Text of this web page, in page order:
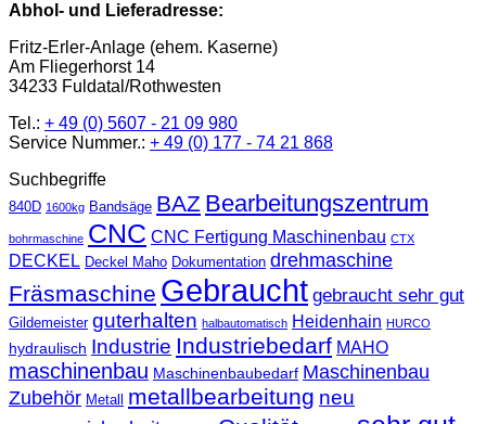
Abhol- und Lieferadresse:
Fritz-Erler-Anlage (ehem. Kaserne)
Am Fliegerhorst 14
34233 Fuldatal/Rothwesten
Tel.: + 49 (0) 5607 - 21 09 980
Service Nummer.: + 49 (0) 177 - 74 21 868
Suchbegriffe
840D 1600kg Bandsäge BAZ Bearbeitungszentrum
bohrmaschine CNC CNC Fertigung Maschinenbau CTX
DECKEL Deckel Maho Dokumentation drehmaschine
Fräsmaschine Gebraucht gebraucht sehr gut
Gildemeister guterhalten halbautomatisch Heidenhain HURCO
hydraulisch Industrie Industriebedarf MAHO
maschinenbau Maschinenbaubedarf Maschinenbau
Zubehör Metall metallbearbeitung neu